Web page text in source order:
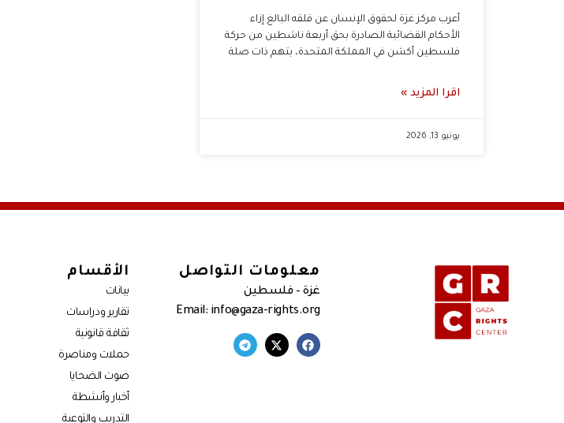
أعرب مركز غزة لحقوق الإنسان عن قلقه البالغ إزاء
الأحكام القضائية الصادرة بحق أربعة ناشطين من حركة
فلسطين أكشن في المملكة المتحدة، بتهم ذات صلة
اقرا المزيد »
يونيو 13, 2026
معلومات التواصل
غزة – فلسطين
Email: info@gaza-rights.org
الأقسام
بيانات
تقارير ودراسات
ثقافة قانونية
حملات ومناصرة
صوت الضحايا
أخبار وأنشطة
التدريب والتوعية